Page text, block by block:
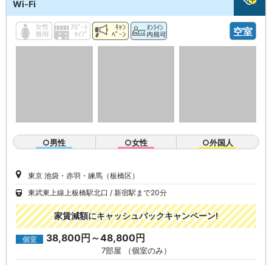
Wi-Fi
空室
○男性 ○女性 ○外国人
東京 池袋・赤羽・練馬（板橋区）
東武東上線上板橋駅北口
新宿駅まで20分
家賃減額にキャッシュバックキャンペーン!
個室 38,800円～48,800円
7部屋 （個室のみ）